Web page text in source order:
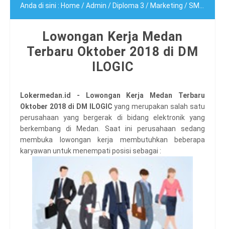
Anda di sini : Home /Admin / Diploma 3 / Marketing /SMA/SMK
Lowongan Kerja Medan
Terbaru Oktober 2018 di DM
ILOGIC
Lokermedan.id - Lowongan Kerja Medan Terbaru
Oktober 2018 di DM ILOGIC yang merupakan salah satu
perusahaan yang bergerak di bidang elektronik yang
berkembang di Medan. Saat ini perusahaan sedang
membuka lowongan kerja membutuhkan beberapa
karyawan untuk menempati posisi sebagai :